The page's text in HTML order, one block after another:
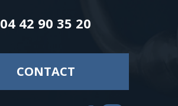
04 42 90 35 20
CONTACT